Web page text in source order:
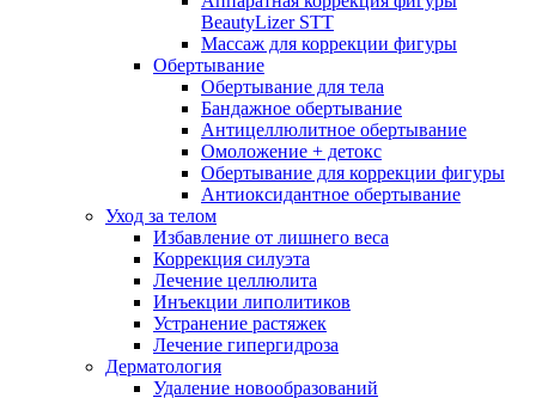
BeautyLizer STT
Массаж для коррекции фигуры
Обертывание
Обертывание для тела
Бандажное обертывание
Антицеллюлитное обертывание
Омоложение + детокс
Обертывание для коррекции фигуры
Антиоксидантное обертывание
Уход за телом
Избавление от лишнего веса
Коррекция силуэта
Лечение целлюлита
Инъекции липолитиков
Устранение растяжек
Лечение гипергидроза
Дерматология
Удаление новообразований